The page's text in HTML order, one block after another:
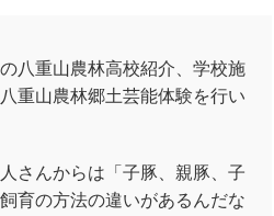
八重山農林高校紹介、学校施
重山農林郷土芸能体験を行い
さんからは「子豚、親豚、子
育の方法の違いがあるんだな